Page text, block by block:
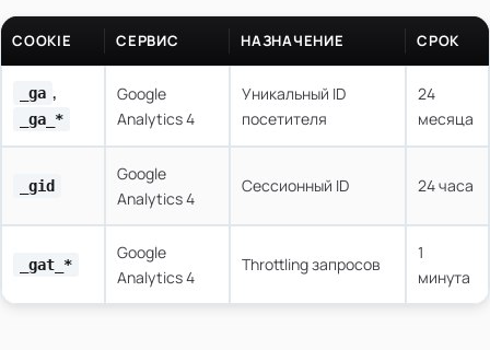
COOKIE СЕРВИС НАЗНАЧЕНИЕ СРОК
_ga ,
_ga_*
Google
Analytics 4
Уникальный ID
посетителя
24
месяца
_gid
Google
Analytics 4
Сессионный ID 24 часа
_gat_*
Google
Analytics 4
Throttling запросов
1
минута